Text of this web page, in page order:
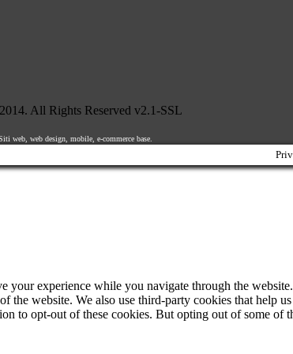
All Rights Reserved v2.1-SSL
web, web design, mobile, e-commerce base.
your experience while you navigate through the
the website. We also use third-party cookies that help
to opt-out of these cookies. But opting out of some of